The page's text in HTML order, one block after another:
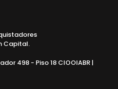
Capital.
498 - Piso 18 CIOOIABR |